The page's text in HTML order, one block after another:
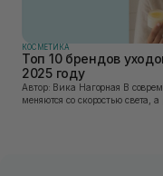
КОСМЕТИКА
Топ 10 брендов
2025 году
Автор: Вика Нагорная В современном мире, где тренды
меняются со скоростью света,